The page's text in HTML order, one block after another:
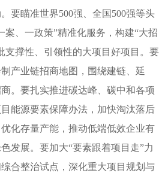
要瞄准世界500强、全国500强等头
案、一政策”精准化服务，构建“大招
支撑性、引领性的大项目好项目。要
产业链招商地图，围绕建链、延
。要扎实推进碳达峰、碳中和各项
能源要素保障办法，加快淘汰落后
化存量产能，推动低端低效企业有
发展。要加大“要素跟着项目走”力
合整治试点，深化重大项目规划与